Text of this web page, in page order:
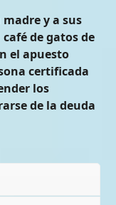
y a sus
de gatos de
el apuesto
certificada
los
de la deuda